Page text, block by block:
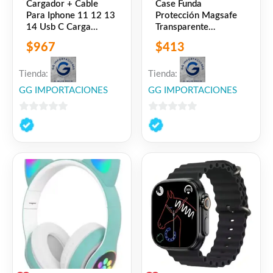
Cargador + Cable
Para Iphone 11 12 13
14 Usb C Carga
Rápida Blanco
$967
Tienda:
GG IMPORTACIONES
0
de
Case Funda
Protección Magsafe
Transparente
Compatible iPhone
$413
Tienda:
GG IMPORTACIONES
0
de